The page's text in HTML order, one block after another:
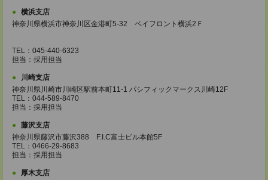
横浜支店
神奈川県横浜市神奈川区金港町5‐32 ベイフロント横浜2Ｆ
TEL：045-440-6323
担当：採用担当
川崎支店
神奈川県川崎市川崎区駅前本町11-1 パシフィックマークス川崎12F
TEL：044-589-8470
担当：採用担当
藤沢支店
神奈川県藤沢市藤沢388 F.I.C富士ビル本館5F
TEL：0466-29-8683
担当：採用担当
厚木支店